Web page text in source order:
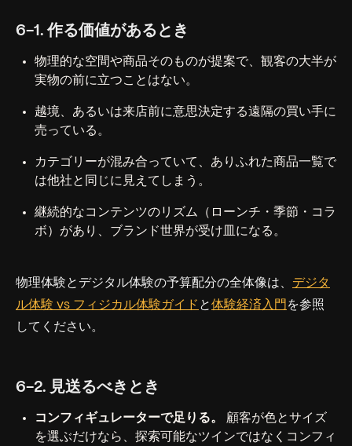
6-1. 作る価値があるとき
物理的な空間や商品そのものが提案で、観客の大半が
実物の前に立つことはない。
越境、あるいは来店前に意思決定する遠隔の買い手に
売っている。
カテゴリーが混み合っていて、ありふれた商品一覧で
は他社と同じに見えてしまう。
継続的なコンテンツのリズム（ローンチ・季節・コラ
ボ）があり、ブランド世界が受け皿になる。
物理体験とデジタル体験の予算配分の全体像は、 デジタ
ル体験 vs フィジカル体験ガイド と 体験経済入門 を参照
してください。
6-2. 見送るべきとき
コンフィギュレーターで足りる。
顧客が色とサイズ
を選ぶだけなら、探索可能なツインではなくコンフィ